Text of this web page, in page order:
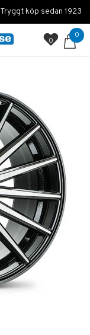
Tryggt köp sedan 1923
0
0